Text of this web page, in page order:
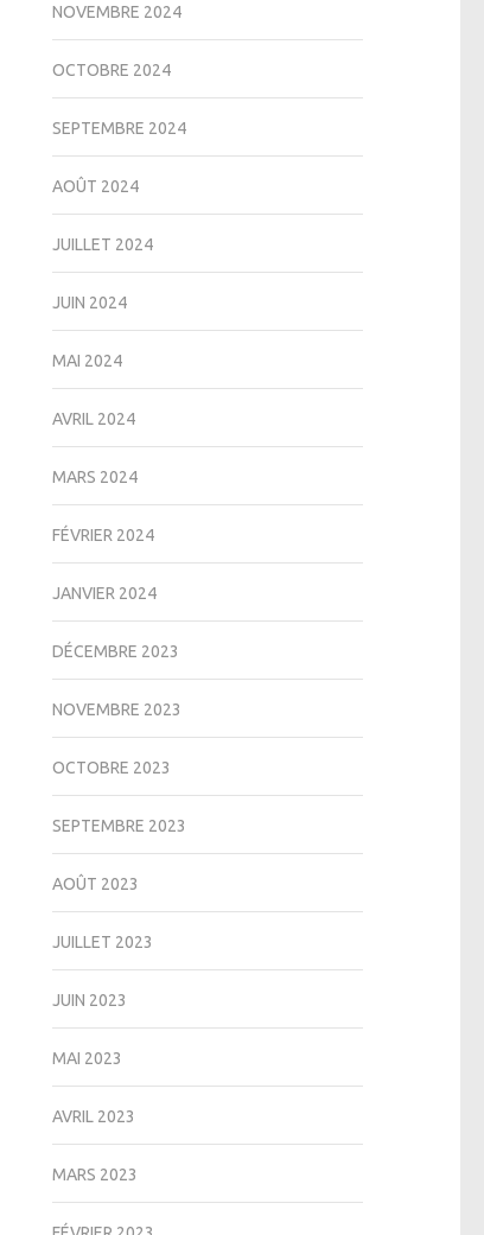
NOVEMBRE 2024
OCTOBRE 2024
SEPTEMBRE 2024
AOÛT 2024
JUILLET 2024
JUIN 2024
MAI 2024
AVRIL 2024
MARS 2024
FÉVRIER 2024
JANVIER 2024
DÉCEMBRE 2023
NOVEMBRE 2023
OCTOBRE 2023
SEPTEMBRE 2023
AOÛT 2023
JUILLET 2023
JUIN 2023
MAI 2023
AVRIL 2023
MARS 2023